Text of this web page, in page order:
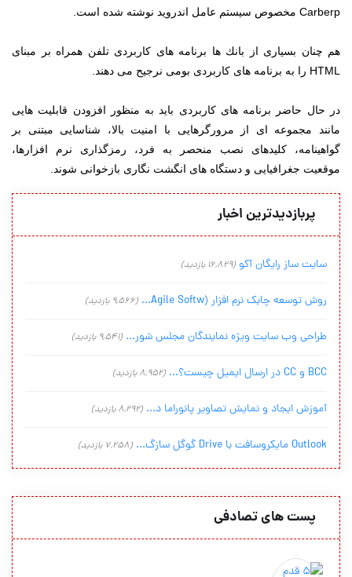
Carberp مخصوص سیستم عامل اندروید نوشته شده است.
هم چنان بسیاری از بانك ها برنامه های كاربردی تلفن همراه بر مبنای
HTML را به برنامه های كاربردی بومی نرجیح می دهند.
در حال حاضر برنامه های كاربردی باید به منظور افزودن قابلیت هایی
مانند مجموعه ای از مرورگرهایی با امنیت بالا، شناسایی مبتنی بر
گواهینامه، كلیدهای نصب منحصر به فرد، رمزگذاری نرم افزارها،
موقعیت جغرافیایی و دستگاه های انگشت نگاری بازخوانی شوند.
پربازدیدترین اخبار
سایت ساز رایگان آکو (16,829 بازدید)
روش توسعه چابک نرم افزار (Agile Softw... (9,566 بازدید)
طراحی وب سایت ویژه نمایندگان مجلس شور... (9,541 بازدید)
BCC و CC در ارسال ایمیل چیست؟... (8,952 بازدید)
آموزش ایجاد و نمایش تصاویر پانوراما د... (8,292 بازدید)
Outlook مایکروسافت با Drive گوگل سازگ... (7,258 بازدید)
پست های تصادفی